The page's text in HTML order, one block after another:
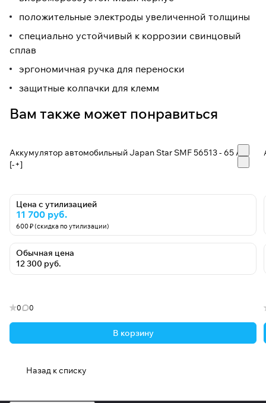
положительные электроды увеличенной толщины
специально устойчивый к коррозии свинцовый
сплав
эргономичная ручка для переноски
защитные колпачки для клемм
Вам также может понравиться
Аккумулятор автомобильный Japan Star SMF 56513 - 65 А/ч
[-+]
Цена с утилизацией
11 700 руб.
600 ₽ (скидка по утилизации)
Обычная цена
12 300 руб.
0 0
В корзину
Назад к списку